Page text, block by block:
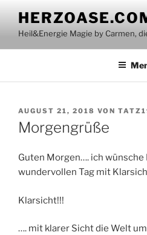
Inhalt
springenHeil&Energie Magie by Carmen,
VERÖFFENTLICHT
AM
AUGUST 21, 2018 VON
Morgengrüße
Guten Morgen…. ich wünsche
wundervollen Tag mit
Klarsicht!!!
…. mit klarer Sicht die Welt